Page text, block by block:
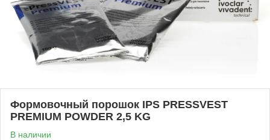
Формовочный порошок IPS PRESSVEST
PREMIUM POWDER 2,5 KG
В наличии